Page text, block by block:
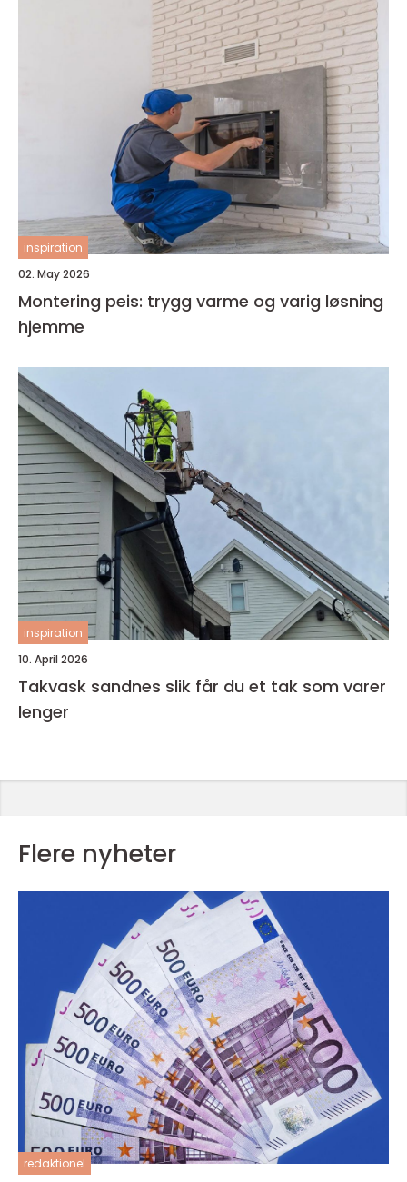
inspiration
02. May 2026
Montering peis: trygg varme og varig løsning
hjemme
inspiration
10. April 2026
Takvask sandnes slik får du et tak som varer
lenger
Flere nyheter
redaktionel